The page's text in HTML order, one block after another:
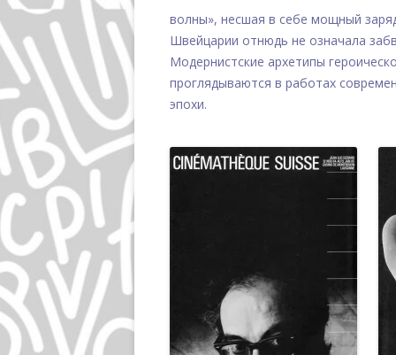
волны», несшая в себе мощный
Швейцарии отнюдь не означала
Модернистские архетипы
проглядываются в работах
эпохи.